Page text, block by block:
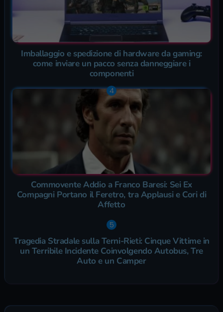
Imballaggio e spedizione di hardware da gaming:
come inviare un pacco senza danneggiare i
componenti
Commovente Addio a Franco Baresi: Sei Ex
Compagni Portano il Feretro, tra Applausi e Cori di
Affetto
Tragedia Stradale sulla Terni-Rieti: Cinque Vittime in
un Terribile Incidente Coinvolgendo Autobus, Tre
Auto e un Camper